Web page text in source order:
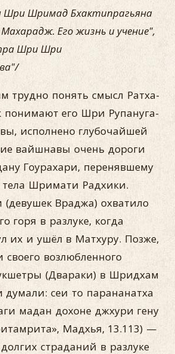
Шри Шримад Бхактипрагьяна
Его жизнь и учение",
Шри Шри
понять смысл Ратха-
понимают его Шри Рупануга-
исполнено глубочайшей
вайшнавы очень дороги
Гоурахари, перенявшему
тела Шримати Радхики.
Враджа) охватило
горя в разлуке, когда
их и ушёл в Матхуру. Позже,
своего возлюбленного
(Двараки) в Шридхам
сеи то парананатха
мадан дохоне джхури гену
Мадхья, 13.113) —
страданий в разлуке